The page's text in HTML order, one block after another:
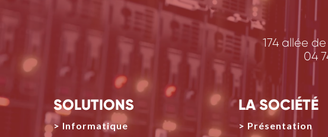
174 allée
04
SOLUTIONS
Informatique
LA SOCIÉTÉ
Présentation